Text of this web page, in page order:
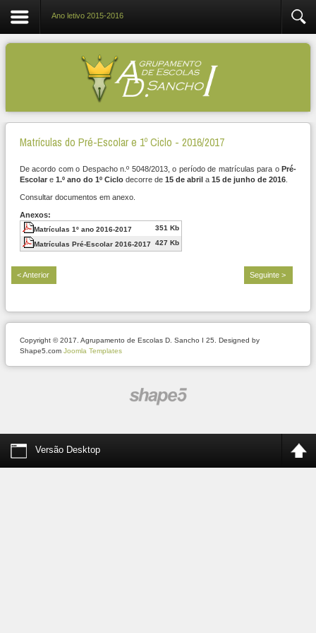
Ano letivo 2015-2016
Matrículas do Pré-Escolar e 1º Ciclo - 2016/2017
De acordo com o Despacho n.º 5048/2013, o período de matrículas para o Pré-
Escolar e 1.º ano do 1º Ciclo decorre de 15 de abril a 15 de junho de 2016
Consultar documentos em anexo.
Anexos:
Matrículas 1º ano 2016-2017 351 Kb
Matrículas Pré-Escolar 2016-2017 427 Kb
< Anterior Seguinte >
Copyright © 2017. Agrupamento de Escolas D. Sancho I 25. Designed by
Shape5.com Joomla Templates
Versão Desktop